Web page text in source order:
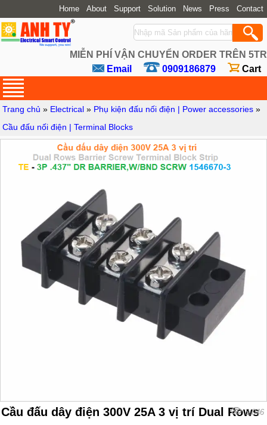
Home About Support Solution News Press Contact
MIỄN PHÍ VẬN CHUYỂN ORDER TRÊN 5TR
Email
0909186879 Cart
Trang chủ » Electrical » Phụ kiện đấu nối điện | Power accessories »
Cầu đấu nối điện | Terminal Blocks
Cầu đấu dây điện 300V 25A 3 vị trí Dual Rows
3,046